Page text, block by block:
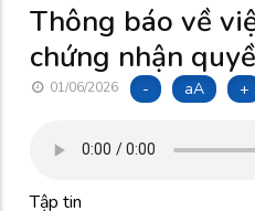
Thông báo về
chứng nhận
01/06/2026 - aA +
Tập tin